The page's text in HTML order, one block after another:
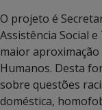
O projeto é
Assistência Social
maior
Humanos. Desta
sobre questões
doméstica,